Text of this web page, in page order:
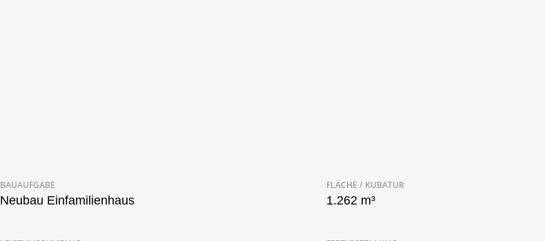
BAUAUFGABE
Neubau Einfamilienhaus
FLÄCHE / KUBATUR
1.262 m³